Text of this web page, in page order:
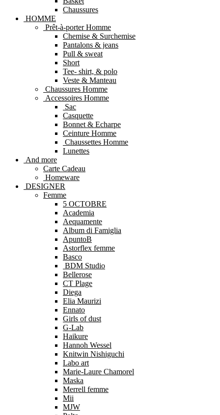
Chaussures
HOMME
Prêt-à-porter Homme
Chemise & Surchemise
Pantalons & jeans
Pull & sweat
Short
Tee- shirt, & polo
Veste & Manteau
Chaussures Homme
Accessoires Homme
Sac
Casquette
Bonnet & Echarpe
Ceinture Homme
Chaussettes Homme
Lunettes
And more
Carte Cadeau
Homeware
DESIGNER
Femme
5 OCTOBRE
Academia
Aequamente
Album di Famiglia
ApuntoB
Astorflex femme
Basco
BDM Studio
Bellerose
CT Plage
Diega
Elia Maurizi
Ennato
Girls of dust
G-Lab
Haikure
Hannoh Wessel
Knitwin Nishiguchi
Labo art
Marie-Laure Chamorel
Maska
Merrell femme
Mii
MJW